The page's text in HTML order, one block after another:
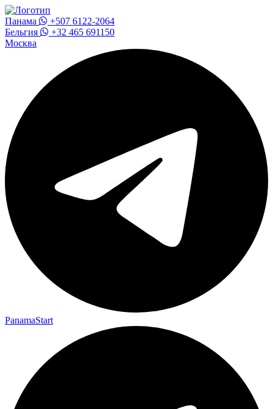
Панама
+507 6122-2064
Бельгия
+32 465 691150
Москва
PanamaStart